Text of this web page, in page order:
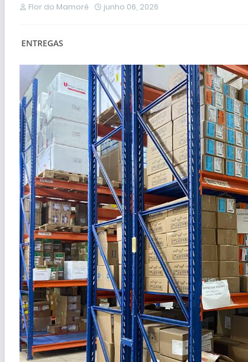
Flor do Mamoré junho 06, 2026
ENTREGAS